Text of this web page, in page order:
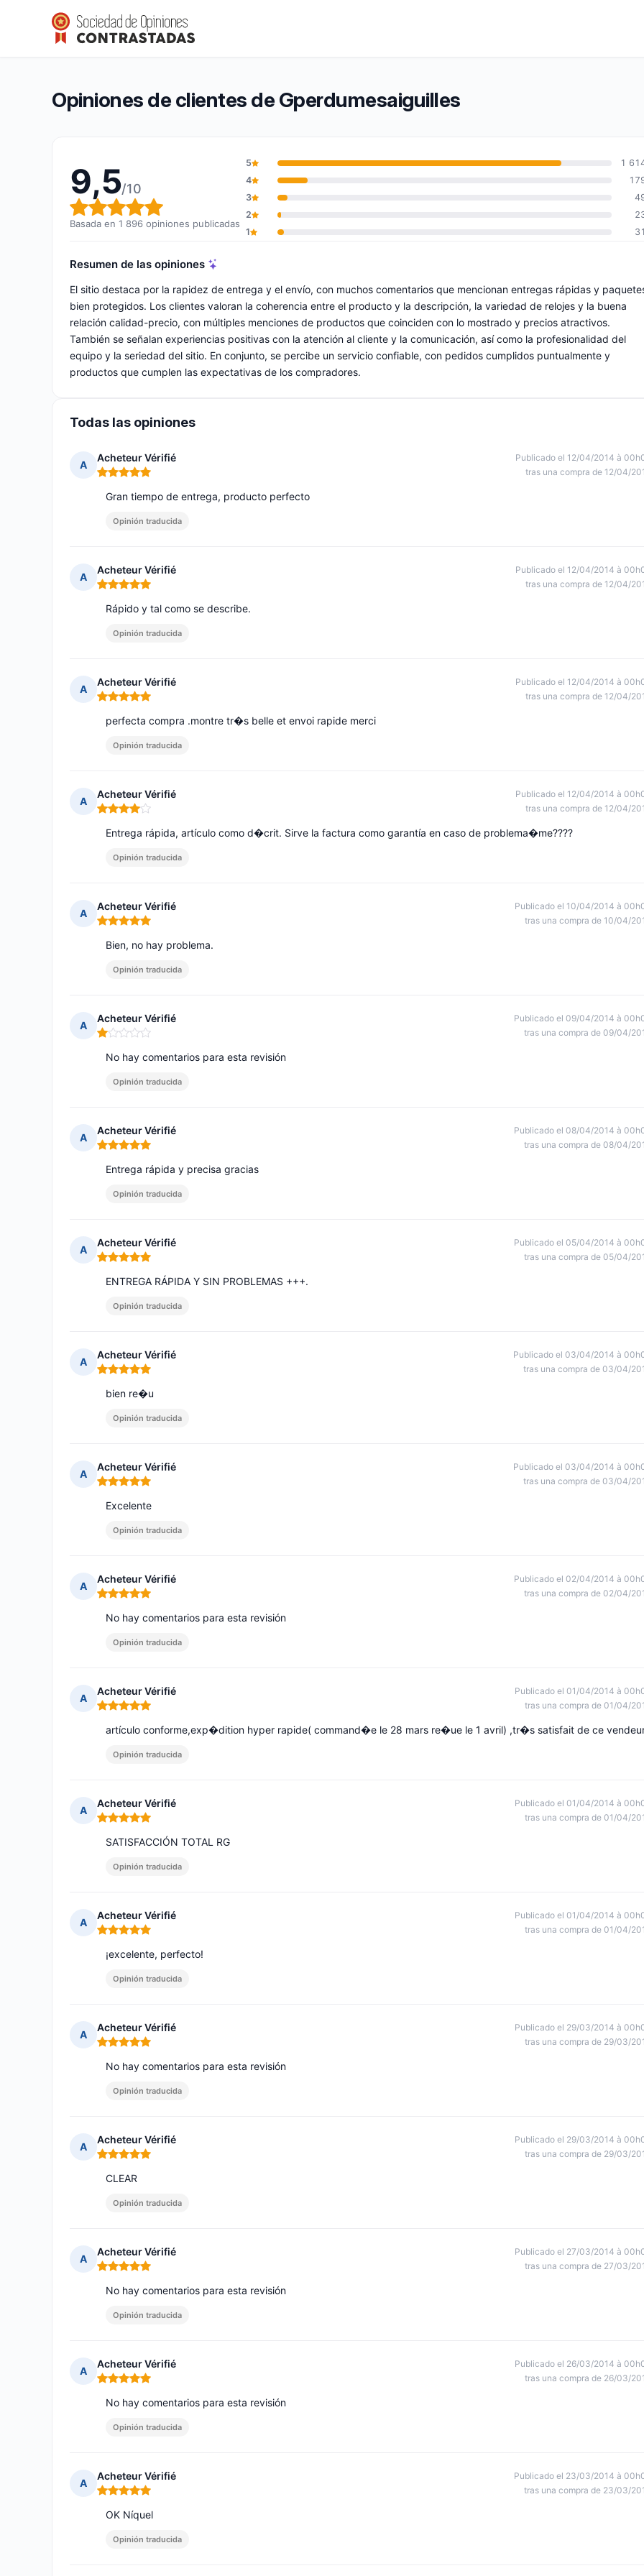
Gperdumesaiguilles
Calificación global: 9,5 de 10
9,5/10(1 896 opiniones)
Opiniones de clientes de Gperdumesaiguilles
9,5/10
Calificación global: 9,5 de 10
Basada en 1 896 opiniones publicadas
5
1
4
3
2
1
31
Resumen de las opiniones
El sitio destaca por la rapidez de entrega y el envío, con muchos comentarios que mencionan entregas rápidas y
bien protegidos. Los clientes valoran la coherencia entre el producto y la descripción, la variedad de relojes y la buena
relación calidad-precio, con múltiples menciones de productos que coinciden con lo mostrado y precios atractivos.
También se señalan experiencias positivas con la atención al cliente y la comunicación, así como la profesionalidad del
equipo y la seriedad del sitio. En conjunto, se percibe un servicio confiable, con pedidos cumplidos puntualmente y
productos que cumplen las expectativas de los compradores.
Todas las opiniones
A
Acheteur Vérifié
Nota: 5 de 5
Publicado el 12/04/2014 à
tras una compra de 12/04/
Gran tiempo de entrega, producto perfecto
Opinión traducida
A
Acheteur Vérifié
Nota: 5 de 5
Publicado el 12/04/2014 à
tras una compra de 12/04/
Rápido y tal como se describe.
Opinión traducida
A
Acheteur Vérifié
Nota: 5 de 5
Publicado el 12/04/2014 à
tras una compra de 12/04/
perfecta compra .montre tr�s belle et envoi rapide merci
Opinión traducida
A
Acheteur Vérifié
Nota: 4 de 5
Publicado el 12/04/2014 à
tras una compra de 12/04/
Entrega rápida, artículo como d�crit. Sirve la factura como garantía en caso de problema�me????
Opinión traducida
A
Acheteur Vérifié
Nota: 5 de 5
Publicado el 10/04/2014 à
tras una compra de 10/04/
Bien, no hay problema.
Opinión traducida
A
Acheteur Vérifié
Nota: 1 de 5
Publicado el 09/04/2014 à
tras una compra de 09/04/
No hay comentarios para esta revisión
Opinión traducida
A
Acheteur Vérifié
Nota: 5 de 5
Publicado el 08/04/2014 à
tras una compra de 08/04/
Entrega rápida y precisa gracias
Opinión traducida
A
Acheteur Vérifié
Nota: 5 de 5
Publicado el 05/04/2014 à
tras una compra de 05/04/
ENTREGA RÁPIDA Y SIN PROBLEMAS +++.
Opinión traducida
A
Acheteur Vérifié
Nota: 5 de 5
Publicado el 03/04/2014 à
tras una compra de 03/04/
bien re�u
Opinión traducida
A
Acheteur Vérifié
Nota: 5 de 5
Publicado el 03/04/2014 à
tras una compra de 03/04/
Excelente
Opinión traducida
A
Acheteur Vérifié
Nota: 5 de 5
Publicado el 02/04/2014 à
tras una compra de 02/04/
No hay comentarios para esta revisión
Opinión traducida
A
Acheteur Vérifié
Nota: 5 de 5
Publicado el 01/04/2014 à
tras una compra de 01/04/
artículo conforme,exp�dition hyper rapide( command�e le 28 mars re�ue le 1 avril) ,tr�s satisfait de ce
Opinión traducida
A
Acheteur Vérifié
Nota: 5 de 5
Publicado el 01/04/2014 à
tras una compra de 01/04/
SATISFACCIÓN TOTAL RG
Opinión traducida
A
Acheteur Vérifié
Nota: 5 de 5
Publicado el 01/04/2014 à
tras una compra de 01/04/
¡excelente, perfecto!
Opinión traducida
A
Acheteur Vérifié
Nota: 5 de 5
Publicado el 29/03/2014 à
tras una compra de 29/03/
No hay comentarios para esta revisión
Opinión traducida
A
Acheteur Vérifié
Nota: 5 de 5
Publicado el 29/03/2014 à
tras una compra de 29/03/
CLEAR
Opinión traducida
A
Acheteur Vérifié
Nota: 5 de 5
Publicado el 27/03/2014 à
tras una compra de 27/03/
No hay comentarios para esta revisión
Opinión traducida
A
Acheteur Vérifié
Nota: 5 de 5
Publicado el 26/03/2014 à
tras una compra de 26/03/
No hay comentarios para esta revisión
Opinión traducida
A
Acheteur Vérifié
Nota: 5 de 5
Publicado el 23/03/2014 à
tras una compra de 23/03/
OK Níquel
Opinión traducida